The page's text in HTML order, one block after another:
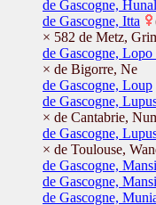
de Gascogne,
de Gascogne, Itta
× 582 de Metz,
de Gascogne, Lopo
× de Bigorre, Ne
de Gascogne, Loup
de Gascogne,
× de Cantabrie,
de Gascogne,
× de Toulouse,
de Gascogne,
de Gascogne,
de Gascogne,